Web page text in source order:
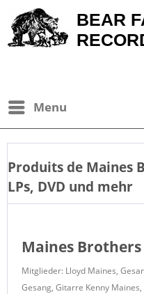
BEAR
Menu
Produits de Maines
LPs, DVD und mehr
Maines Brothers
Mitglieder: Lloyd Maines,
Gesang, Gitarre Kenny